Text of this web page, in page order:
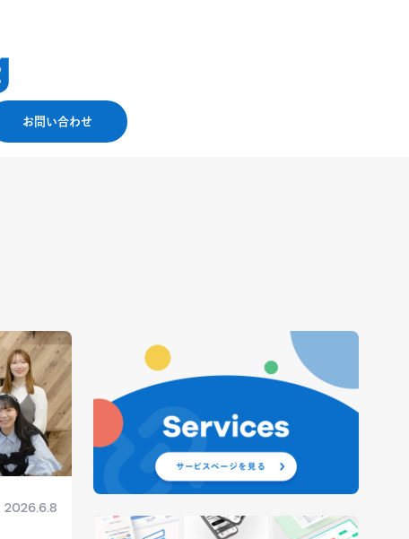
お問い合わせ
2026.6.8